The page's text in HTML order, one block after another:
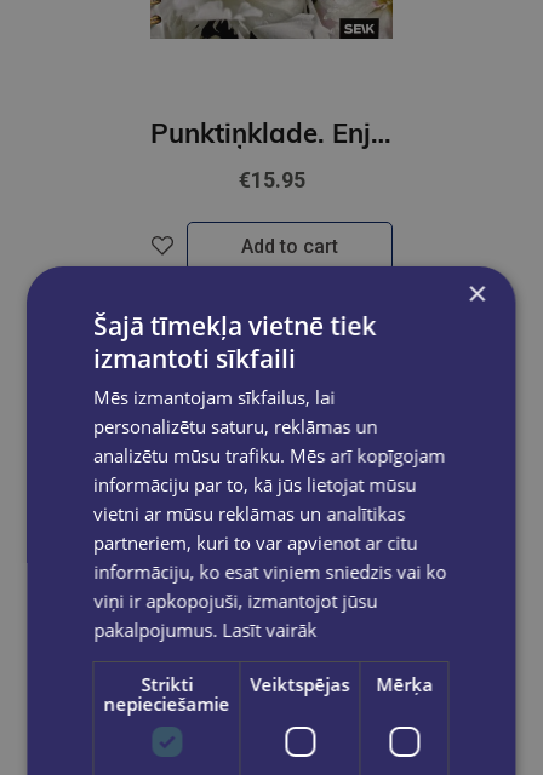
Punktiņklade. Enjoy every phase of the journey
€15.95
Add to cart
×
Šajā tīmekļa vietnē tiek
izmantoti sīkfaili
Mēs izmantojam sīkfailus, lai
personalizētu saturu, reklāmas un
analizētu mūsu trafiku. Mēs arī kopīgojam
informāciju par to, kā jūs lietojat mūsu
vietni ar mūsu reklāmas un analītikas
partneriem, kuri to var apvienot ar citu
informāciju, ko esat viņiem sniedzis vai ko
viņi ir apkopojuši, izmantojot jūsu
pakalpojumus. Lasīt vairāk
Strikti
nepieciešamie
Veiktspējas Mērķa